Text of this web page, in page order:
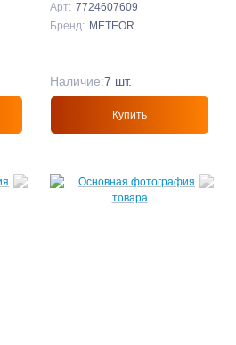
Арт: 7724607609
Бренд: METEOR
Наличие:7 шт.
Купить